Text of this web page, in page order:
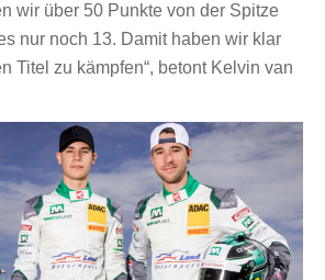
wir über 50 Punkte von der Spitze
nur noch 13. Damit haben wir klar
Titel zu kämpfen“, betont Kelvin van